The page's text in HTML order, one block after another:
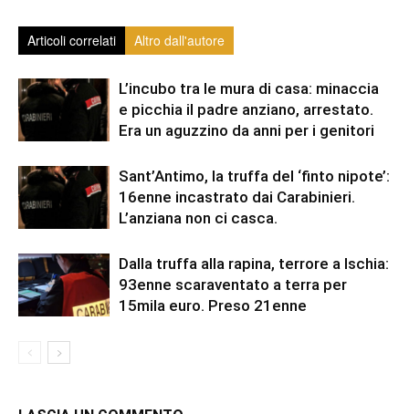
Articoli correlati Altro dall'autore
L’incubo tra le mura di casa: minaccia
e picchia il padre anziano, arrestato.
Era un aguzzino da anni per i genitori
Sant’Antimo, la truffa del ‘finto nipote’:
16enne incastrato dai Carabinieri.
L’anziana non ci casca.
Dalla truffa alla rapina, terrore a Ischia:
93enne scaraventato a terra per
15mila euro. Preso 21enne